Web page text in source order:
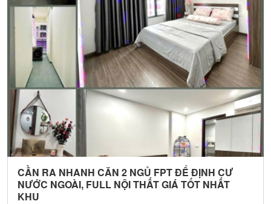
CẦN RA NHANH CĂN 2 NGỦ FPT ĐỂ ĐỊNH CƯ
NƯỚC NGOÀI, FULL NỘI THẤT GIÁ TỐT NHẤT
KHU